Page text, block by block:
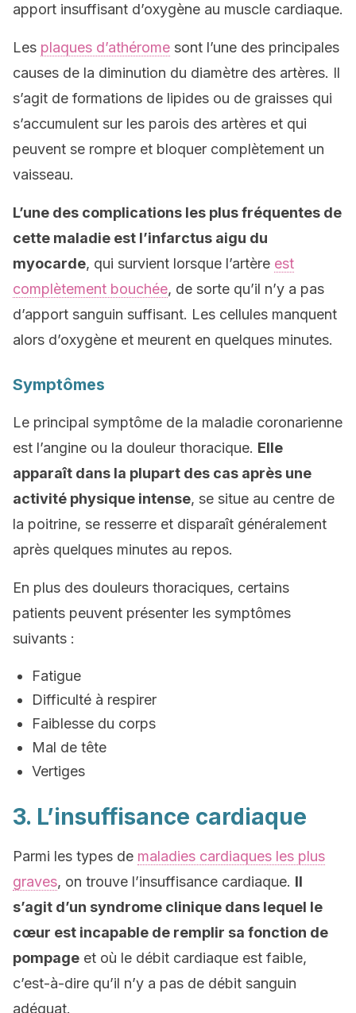
apport insuffisant d’oxygène au muscle cardiaque.
Les plaques d’athérome sont l’une des principales
causes de la diminution du diamètre des artères. Il
s’agit de formations de lipides ou de graisses qui
s’accumulent sur les parois des artères et qui
peuvent se rompre et bloquer complètement un
vaisseau.
L’une des complications les plus fréquentes de
cette maladie est l’infarctus aigu du
myocarde, qui survient lorsque l’artère est
complètement bouchée, de sorte qu’il n’y a pas
d’apport sanguin suffisant. Les cellules manquent
alors d’oxygène et meurent en quelques minutes.
Symptômes
Le principal symptôme de la maladie coronarienne
est l’angine ou la douleur thoracique. Elle
apparaît dans la plupart des cas après une
activité physique intense, se situe au centre de
la poitrine, se resserre et disparaît généralement
après quelques minutes au repos.
En plus des douleurs thoraciques, certains
patients peuvent présenter les symptômes
suivants :
Fatigue
Difficulté à respirer
Faiblesse du corps
Mal de tête
Vertiges
3. L’insuffisance cardiaque
Parmi les types de maladies cardiaques les plus
graves, on trouve l’insuffisance cardiaque. Il
s’agit d’un syndrome clinique dans lequel le
cœur est incapable de remplir sa fonction de
pompage et où le débit cardiaque est faible,
c’est-à-dire qu’il n’y a pas de débit sanguin
adéquat.